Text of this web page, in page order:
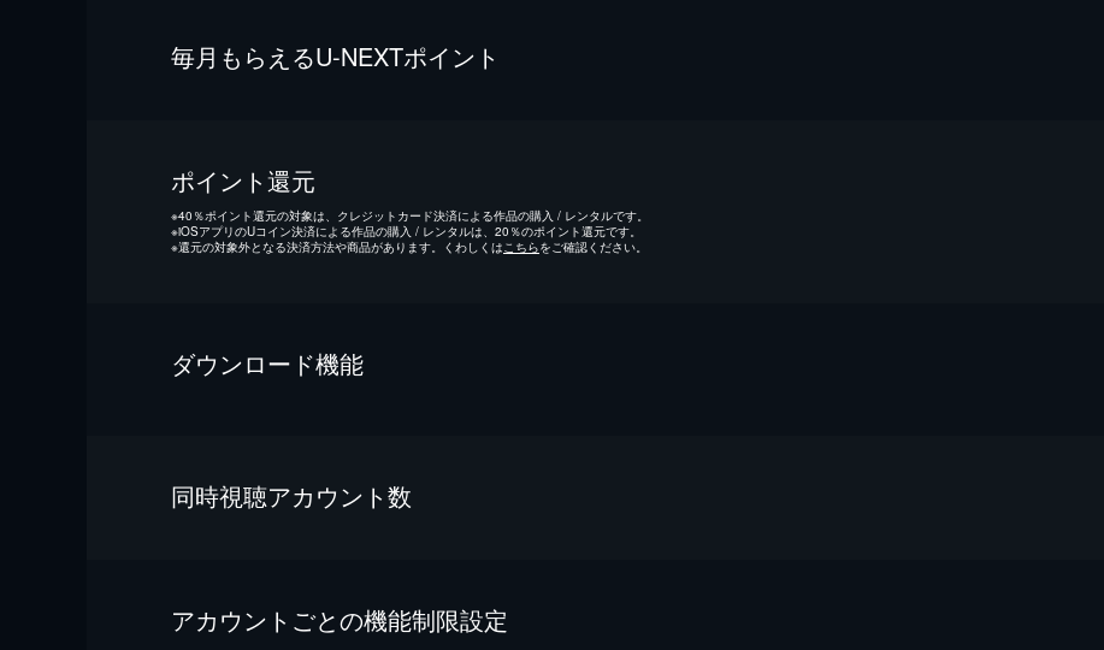
毎⽉もらえるU-NEXTポイント
ポイント還元
※40％ポイント還元の対象は、クレジットカード決済による作品の購入 / レンタルです。
※iOSアプリのUコイン決済による作品の購入 / レンタルは、20％のポイント還元です。
※還元の対象外となる決済方法や商品があります。くわしくはこちらをご確認ください。
ダウンロード機能
同時視聴アカウント数
アカウントごとの機能制限設定